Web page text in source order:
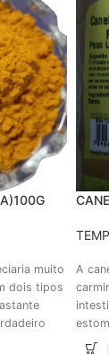
muito
dois tipos
A